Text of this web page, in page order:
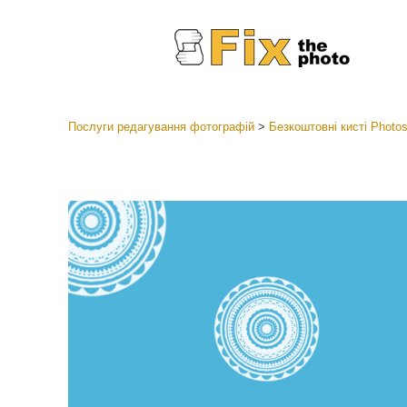
Послуги редагування фотографій> Безкоштовні кисті